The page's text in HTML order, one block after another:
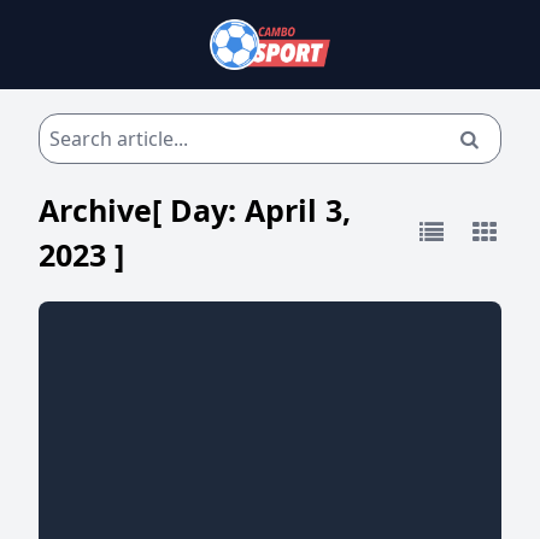
Archive[ Day: April 3,
2023 ]